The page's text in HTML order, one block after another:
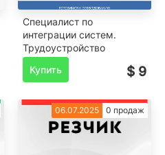
Специалист по
интеграции систем.
Трудоустройство
Купить
$ 9
06.07.2025 0 продаж